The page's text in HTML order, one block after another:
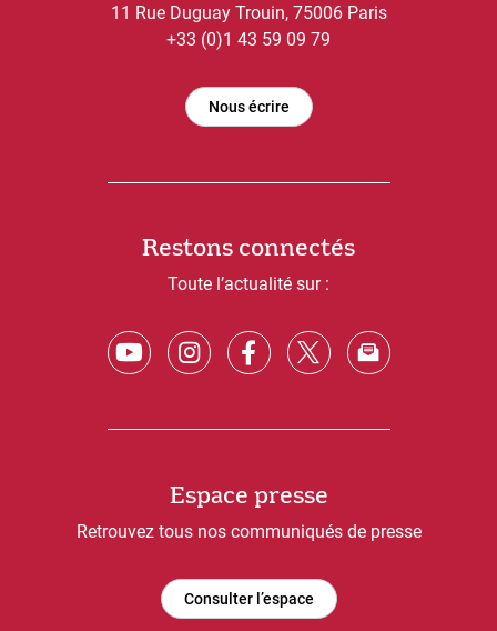
11 Rue Duguay Trouin, 75006 Paris
+33 (0)1 43 59 09 79
Nous écrire
Restons connectés
Toute l’actualité sur :
Espace presse
Retrouvez tous nos communiqués de presse
Consulter l’espace